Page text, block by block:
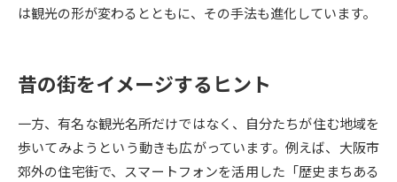
デジタルパンフレット 進路の３択
（高3生用）
オープンキャンパスなどを調べる
は観光の形が変わるとともに、その手法も進化しています。
昔の街をイメージするヒント
一方、有名な観光名所だけではなく、自分たちが住む地域を
歩いてみようという動きも広がっています。例えば、大阪市
郊外の住宅街で、スマートフォンを活用した「歴史まちある